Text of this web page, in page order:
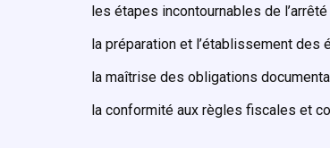
les étapes incontournables de
la préparation et l’établissement des
la maîtrise des obligations
la conformité aux règles fiscales et